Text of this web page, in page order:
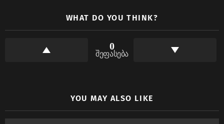
WHAT DO YOU THINK?
0
შეფასება
YOU MAY ALSO LIKE